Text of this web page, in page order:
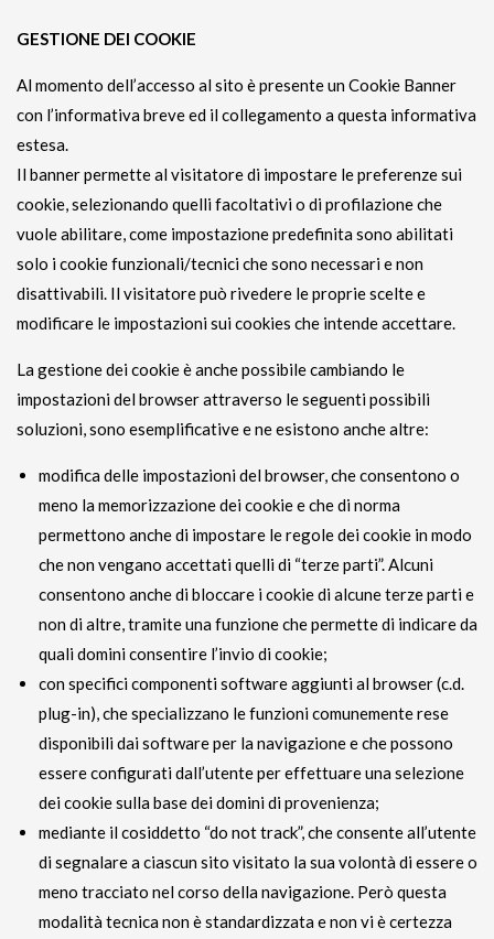
GESTIONE DEI COOKIE
Al momento dell’accesso al sito è presente un Cookie Banner
con l’informativa breve ed il collegamento a questa informativa
estesa.
Il banner permette al visitatore di impostare le preferenze sui
cookie, selezionando quelli facoltativi o di profilazione che
vuole abilitare, come impostazione predefinita sono abilitati
solo i cookie funzionali/tecnici che sono necessari e non
disattivabili. Il visitatore può rivedere le proprie scelte e
modificare le impostazioni sui cookies che intende accettare.
La gestione dei cookie è anche possibile cambiando le
impostazioni del browser attraverso le seguenti possibili
soluzioni, sono esemplificative e ne esistono anche altre:
modifica delle impostazioni del browser, che consentono o
meno la memorizzazione dei cookie e che di norma
permettono anche di impostare le regole dei cookie in modo
che non vengano accettati quelli di “terze parti”. Alcuni
consentono anche di bloccare i cookie di alcune terze parti e
non di altre, tramite una funzione che permette di indicare da
quali domini consentire l’invio di cookie;
con specifici componenti software aggiunti al browser (c.d.
plug-in), che specializzano le funzioni comunemente rese
disponibili dai software per la navigazione e che possono
essere configurati dall’utente per effettuare una selezione
dei cookie sulla base dei domini di provenienza;
mediante il cosiddetto “do not track”, che consente all’utente
di segnalare a ciascun sito visitato la sua volontà di essere o
meno tracciato nel corso della navigazione. Però questa
modalità tecnica non è standardizzata e non vi è certezza